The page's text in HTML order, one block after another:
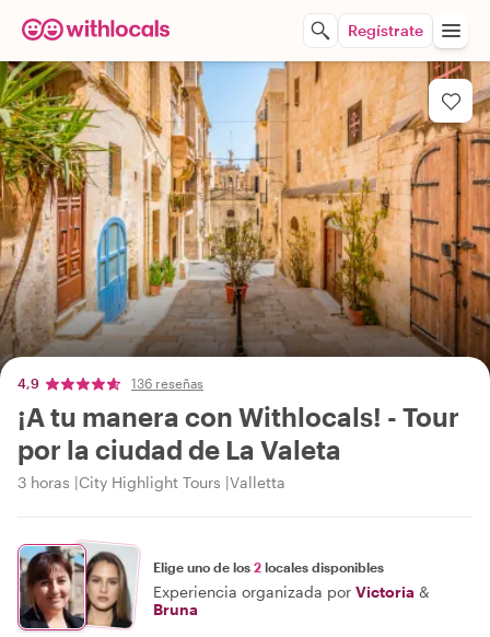
Regístrate
4,9 136 reseñas
¡A tu manera con Withlocals! - Tour
por la ciudad de La Valeta
3 horas City Highlight Tours Valletta
Elige uno de los 2 locales disponibles
Experiencia organizada por Victoria &
Bruna